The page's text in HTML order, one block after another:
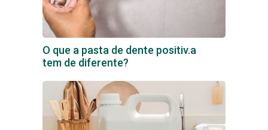
O que a pasta de dente positiv.a
tem de diferente?